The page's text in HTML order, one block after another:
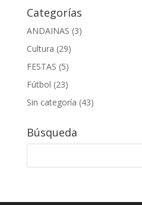
Categorías
ANDAINAS (3)
Cultura (29)
FESTAS (5)
Fútbol (23)
Sin categoría (43)
Búsqueda